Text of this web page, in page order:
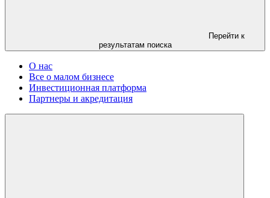
Перейти к
результатам поиска
О нас
Все о малом бизнесе
Инвестиционная платформа
Партнеры и акредитация